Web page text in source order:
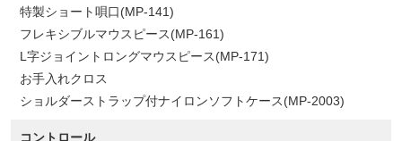
特製ショート唄口(MP-141)
フレキシブルマウスピース(MP-161)
L字ジョイントロングマウスピース(MP-171)
お手入れクロス
ショルダーストラップ付ナイロンソフトケース(MP-2003)
コントロール